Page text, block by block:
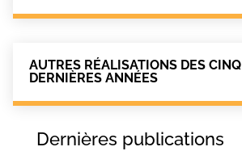
AUTRES RÉALISATIONS DES CINQ
DERNIÈRES ANNÉES
Dernières publications